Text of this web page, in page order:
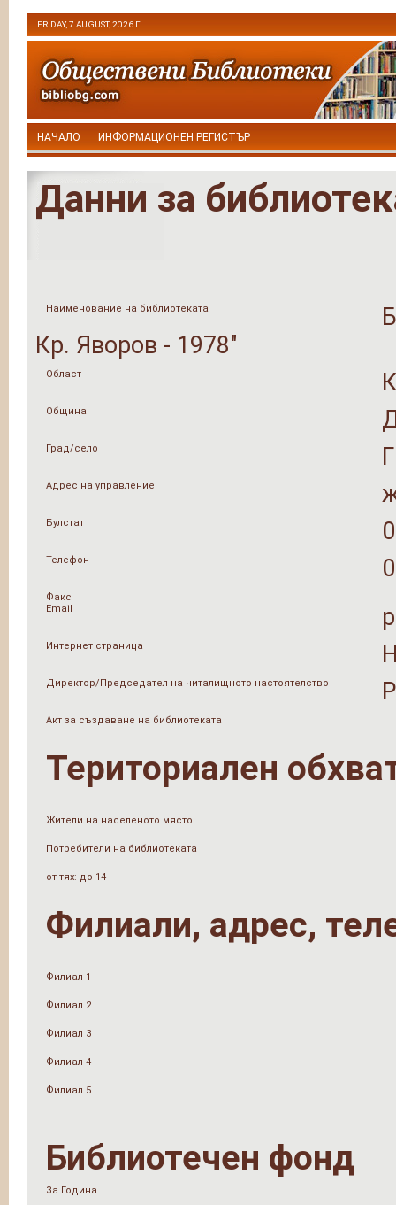
FRIDAY, 7 AUGUST, 2026 Г.
НАЧАЛО ИНФОРМАЦИОНЕН РЕГИСТЪР
Данни за
Наименование на библиотеката
Кр. Яворов - 1978"
Област
Община
Град/село
Адрес на управление
Булстат
Телефон
Факс
Email
Интернет страница
Директор/Председател на читалищното настоятелство
Акт за създаване на библиотеката
Териториален
Жители на населеното място
Потребители на библиотеката
от тях: до 14
Филиали, адрес,
Филиал 1
Филиал 2
Филиал 3
Филиал 4
Филиал 5
Библиотечен фонд
За Година